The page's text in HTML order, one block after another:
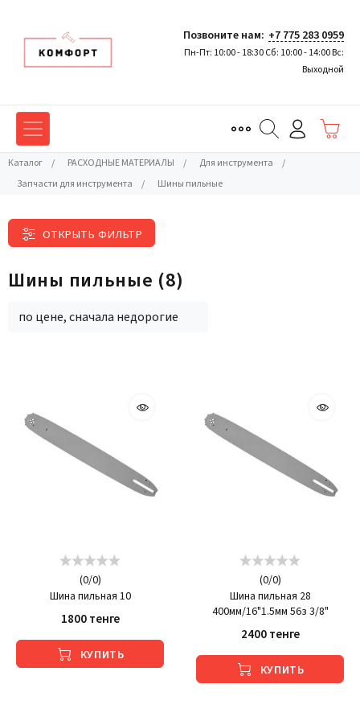
Позвоните нам: +7 775 283 0959
Пн-Пт: 10:00 - 18:30 Сб: 10:00 - 14:00 Вс:
Выходной
Каталог / РАСХОДНЫЕ МАТЕРИАЛЫ / Для инструмента
/
Запчасти для инструмента
/ Шины пильные
ОТКРЫТЬ ФИЛЬТР
Шины пильные (8)
по цене, сначала недорогие
(0/0)
Шина пильная 10
1800 тенге
КУПИТЬ
(0/0)
Шина пильная 28
400мм/16"1.5мм 56з 3/8"
2400 тенге
КУПИТЬ